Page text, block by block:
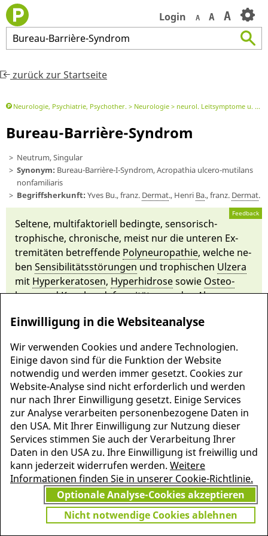
Login A A A
Bureau-Barrière-Syndrom
zurück zur Startseite
Neurologie, Psychiatrie, Psychother. Neurologie neurol. Leitsymptome u. DD
Bureau-Barrière-Syndrom
Neutrum, Singular
Synonym: Bureau-Barrière-I-Syndrom, Acropathia ulcero-mutilans
nonfamiliaris
Begriffsherkunft: Yves Bu., franz. Dermat., Hen­ri Ba., franz. Dermat.
Feedback
Seltene, multi­faktori­ell bedingte, sensorisch-
trophi­sche, chronische, meist nur die un­teren Ex­
tremitäten betref­fen­de Polyneuro­pathie, wel­che ne­
ben Sensibilitätsstörun­gen und trophi­schen Ulze­ra
mit Hyperke­ratosen, Hyper­hidroseso­wie Os­teo­
lysenund Knochen­de­formitäten an denAkren
Alkohol ur­säch­lich. The­rapiert wird symptomatisch
MEHR INFORMATIONEN
ZU PSCHYREMBEL
JETZT
GRATIS TESTEN
Einwilligung in die Websiteanalyse
Wir verwenden Cookies und andere Technologien.
Einige davon sind für die Funktion der Website
notwendig und werden immer gesetzt. Cookies zur
Website-Analyse sind nicht erforderlich und werden
nur nach Ihrer Einwilligung gesetzt. Einige Services
zur Analyse verarbeiten personenbezogene Daten in
den USA. Mit Ihrer Einwilligung zur Nutzung dieser
Services stimmen Sie auch der Verarbeitung Ihrer
Daten in den USA zu. Ihre Einwilligung ist freiwillig und
kann jederzeit widerrufen werden. Weitere
Informationen finden Sie in unserer Cookie-Richtlinie.
Optionale Analyse-Cookies akzeptieren
Nicht notwendige Cookies ablehnen